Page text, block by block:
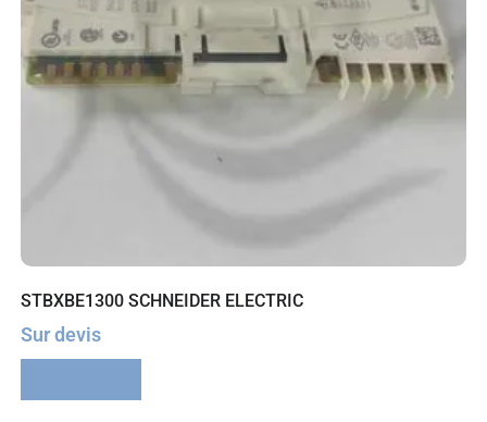
STBXBE1300 SCHNEIDER ELECTRIC
Sur devis